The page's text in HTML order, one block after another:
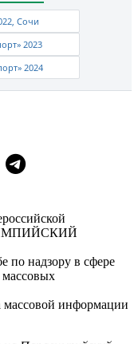
Сочи
2023
2024
по надзору в сфере
массовой информации